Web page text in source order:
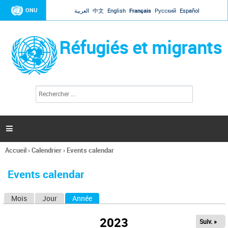
Jump to navigation
ONU العربية 中文 English Français Русский Español
Réfugiés et migrants
l
c
h
e

Vous
ici
Accueil›Calendrier› Events calendar
Events calendar
Mois Jour Année
2023 Suiv. »